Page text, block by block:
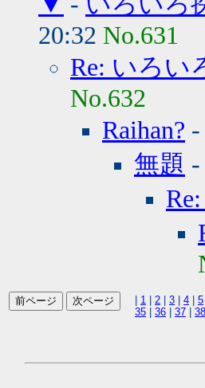
20:32 No.631
Re: いろい
No.632
Raihan? -
無題 -
1 2 3 4 5
35
36 37 38